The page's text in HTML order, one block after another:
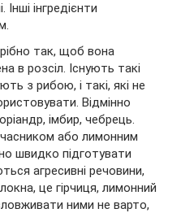
інгредієнти
так, щоб вона
в розсіл. Існують такі
з рибою, і такі, які не
Відмінно
імбир, чебрець.
або лимонним
швидко підготувати
агресивні речовини,
це гірчиця, лимонний
ними не варто,